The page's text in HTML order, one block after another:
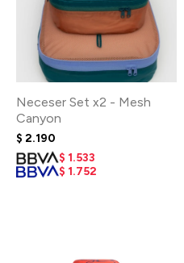
Neceser Set x2 - Mesh
Canyon
$ 2.190
$ 1.533
$ 1.752